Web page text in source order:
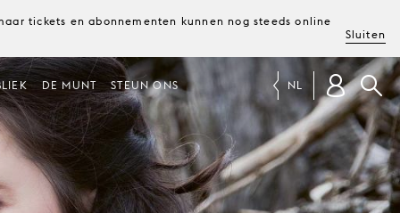
tickets en abonnementen kunnen nog steeds online
Sluiten
DE MUNT STEUN ONS NL